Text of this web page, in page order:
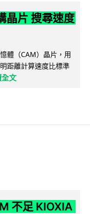
晶片 搜尋速度
體（CAM）晶片，用
距離計算速度比標準
文
不足 KIOXIA